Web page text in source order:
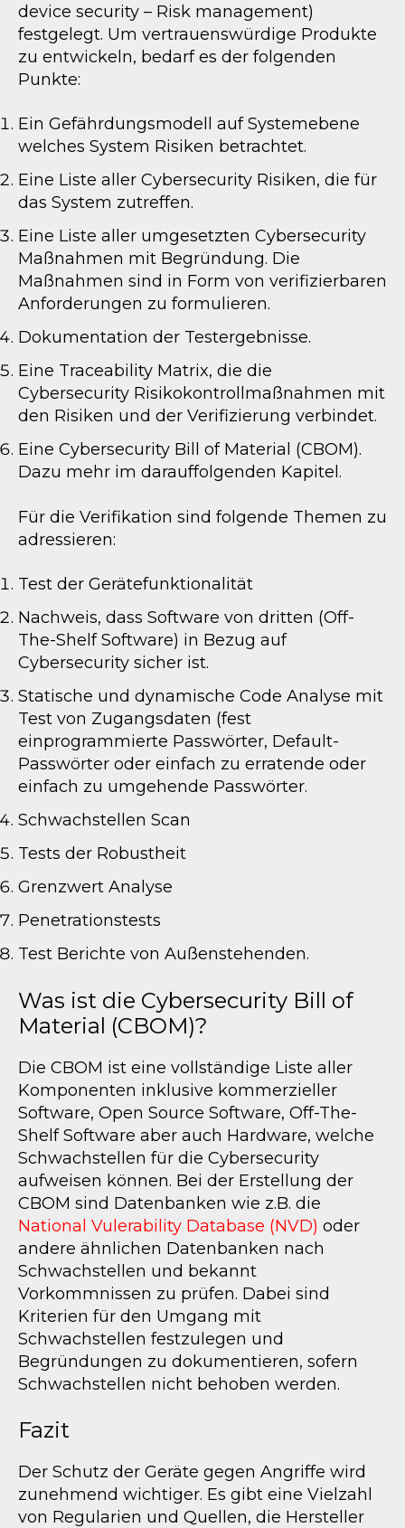
device security – Risk management)
festgelegt. Um vertrauenswürdige Produkte
zu entwickeln, bedarf es der folgenden
Punkte:
Ein Gefährdungsmodell auf Systemebene
welches System Risiken betrachtet.
Eine Liste aller Cybersecurity Risiken, die für
das System zutreffen.
Eine Liste aller umgesetzten Cybersecurity
Maßnahmen mit Begründung. Die
Maßnahmen sind in Form von verifizierbaren
Anforderungen zu formulieren.
Dokumentation der Testergebnisse.
Eine Traceability Matrix, die die
Cybersecurity Risikokontrollmaßnahmen mit
den Risiken und der Verifizierung verbindet.
Eine Cybersecurity Bill of Material (CBOM).
Dazu mehr im darauffolgenden Kapitel.
Für die Verifikation sind folgende Themen zu
adressieren:
Test der Gerätefunktionalität
Nachweis, dass Software von dritten (Off-
The-Shelf Software) in Bezug auf
Cybersecurity sicher ist.
Statische und dynamische Code Analyse mit
Test von Zugangsdaten (fest
einprogrammierte Passwörter, Default-
Passwörter oder einfach zu erratende oder
einfach zu umgehende Passwörter.
Schwachstellen Scan
Tests der Robustheit
Grenzwert Analyse
Penetrationstests
Test Berichte von Außenstehenden.
Was ist die Cybersecurity Bill of
Material (CBOM)?
Die CBOM ist eine vollständige Liste aller
Komponenten inklusive kommerzieller
Software, Open Source Software, Off-The-
Shelf Software aber auch Hardware, welche
Schwachstellen für die Cybersecurity
aufweisen können. Bei der Erstellung der
CBOM sind Datenbanken wie z.B. die
National Vulerability Database (NVD) oder
andere ähnlichen Datenbanken nach
Schwachstellen und bekannt
Vorkommnissen zu prüfen. Dabei sind
Kriterien für den Umgang mit
Schwachstellen festzulegen und
Begründungen zu dokumentieren, sofern
Schwachstellen nicht behoben werden.
Fazit
Der Schutz der Geräte gegen Angriffe wird
zunehmend wichtiger. Es gibt eine Vielzahl
von Regularien und Quellen, die Hersteller